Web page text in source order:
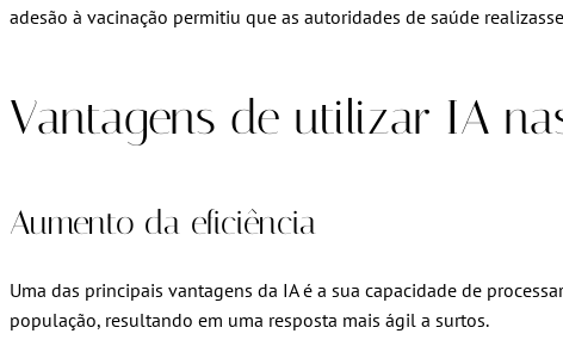
adesão à vacinação permitiu que as autoridades de saúde
Vantagens de utilizar IA
Aumento da eficiência
Uma das principais vantagens da IA é a sua capacidade de
população, resultando em uma resposta mais ágil a surtos.